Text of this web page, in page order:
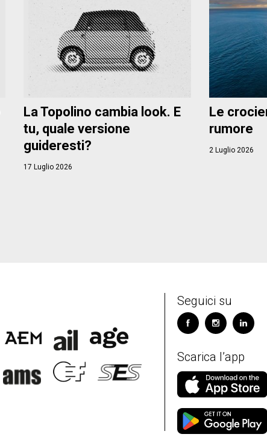
La Topolino cambia look. E
tu, quale versione
guideresti?
17 Luglio 2026
Le
rumore
2 Luglio 2026
Seguici su
Scarica l’app